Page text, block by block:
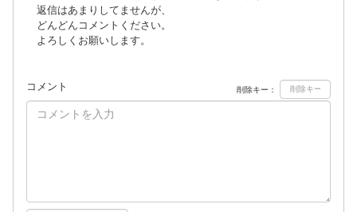
返信はあまりしてませんが、
どんどんコメントください。
よろしくお願いします。
コメント 削除キー：